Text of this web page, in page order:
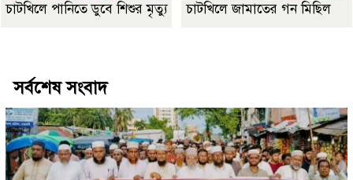
চাটখিলে পানিতে ডুবে শিশুর মৃত্যু চাটখিলে জামাতের গন মিছিল
সর্বশেষ সংবাদ